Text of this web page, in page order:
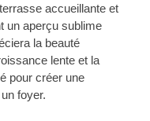
accueillante et
un aperçu sublime
la beauté
lente et la
pour créer une
foyer.